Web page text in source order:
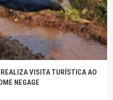
VISITA TURÍSTICA AO
NEGAGE